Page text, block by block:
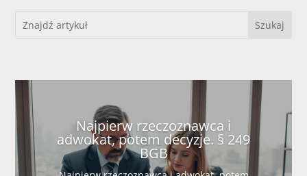
Najpierw rzeczoznawca i
adwokat, potem decyzje. § 249
BGB